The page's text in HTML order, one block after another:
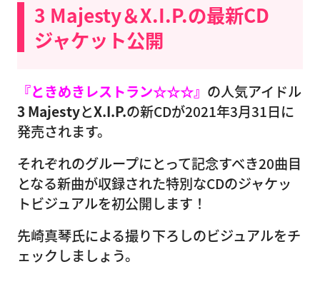
3 Majesty＆X.I.P.の最新CD
ジャケット公開
『ときめきレストラン☆☆☆』 の人気アイドル
3 MajestyとX.I.P.の新CDが2021年3月31日に
発売されます。
それぞれのグループにとって記念すべき20曲目
となる新曲が収録された特別なCDのジャケッ
トビジュアルを初公開します！
先崎真琴氏による撮り下ろしのビジュアルをチ
ェックしましょう。